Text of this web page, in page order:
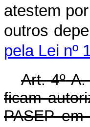
atestem
outros
pela Lei nº
Art. 4º-
ficam
PASEP